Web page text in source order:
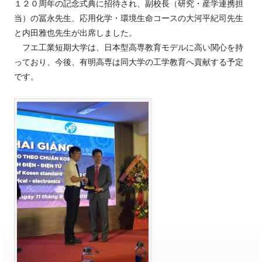
１２０周年の記念式典に招待され、副校長（研究・産学連携担
当）の冨永先生、応用化学・環境生命コースの大河平紀司先生
と内田雅也先生が出席しました。
フエ工業短期大学は、日本型高専教育モデルに高い関心を持
っており、今後、有明高専は同大学の工学教育へ貢献する予定
です。